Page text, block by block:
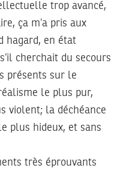
trop avancé,
ça m’a pris aux
hagard, en état
cherchait du secours
présents sur le
le plus pur,
violent; la déchéance
plus hideux, et sans
très éprouvants